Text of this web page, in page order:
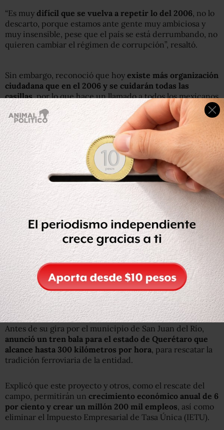
“Es muy difícil que se vuelva a repetir lo del 2006, no lo
descarto, porque estamos ante gente muy ambiciosa y
muy insensible, pese que el país se está derrumbando, no
quieren cambiar el régimen de corrupción”, resaltó.
Sin embargo, reconoció que hoy existe más organización
ciudadana que en el 2006 y se cuidarán todas las
casillas, por lo que hace un llamado a todos los mexicanos
para defender los votos y cuidar las casillas.
Sostuvo que desde las redes sociales y en todos los actos
públicos,se mantiene informados a los ciudadanos para
que asuman una posición de defensa del voto
Antes de su gira por el municipio de San Juan del Río,
anunció un tren bala para el estado de Querétaro que
alcance hasta 300 kilómetros por hora , para rescatar la
tradición ferroviaria de la entidad.
Explicó que este proyecto y otros, como el rescate del
campo, permitirán un crecimiento económico anual de 6
por ciento y crear un millón 200 mil empleos , así como
eliminar el Impuesto Empresarial de Tasa Única (IETU).